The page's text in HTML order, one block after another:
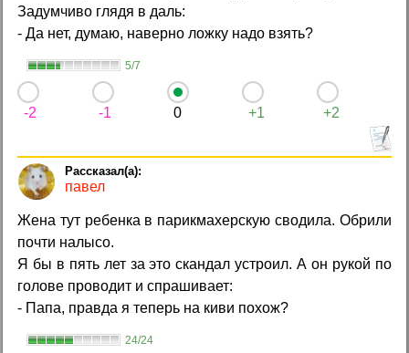
Задумчиво глядя в даль:
- Да нет, думаю, наверно ложку надо взять?
5/7
-2 -1 0 +1 +2
павел
Жена тут ребенка в парикмахерскую сводила. Обрили
почти налысо.
Я бы в пять лет за это скандал устроил. А он рукой по
голове проводит и спрашивает:
- Папа, правда я теперь на киви похож?
24/24